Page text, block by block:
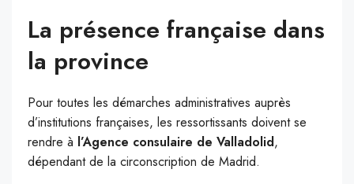
La présence française dans
la province
Pour toutes les démarches administratives auprès
d’institutions françaises, les ressortissants doivent se
rendre à l’Agence consulaire de Valladolid,
dépendant de la circonscription de Madrid.